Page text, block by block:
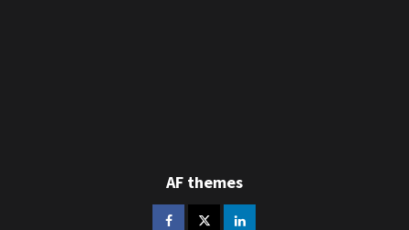
AF themes